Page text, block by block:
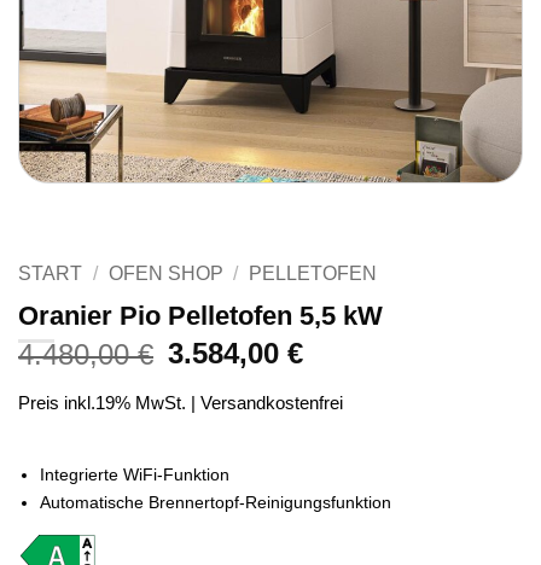
START / OFEN SHOP / PELLETOFEN
Oranier Pio Pelletofen 5,5 kW
4.480,00€ 3.584,00€
Preis inkl.19% MwSt. | Versandkostenfrei
Integrierte WiFi-Funktion
Automatische Brennertopf-Reinigungsfunktion